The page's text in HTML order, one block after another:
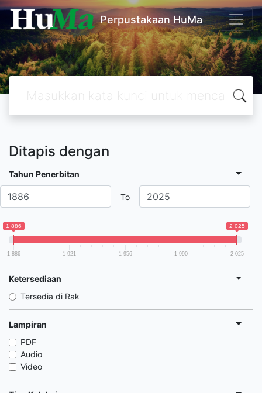
Perpustakaan HuMa
Ditapis dengan
Tahun Penerbitan
To
1 886 2 025
1 886 1 921 1 956 1 990 2 025
Ketersediaan
Tersedia di Rak
Lampiran
PDF
Audio
Video